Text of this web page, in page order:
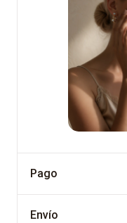
Pago
Envío